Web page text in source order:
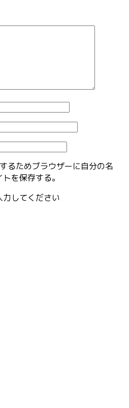
るためブラウザーに自分の名
を保存する。
してください